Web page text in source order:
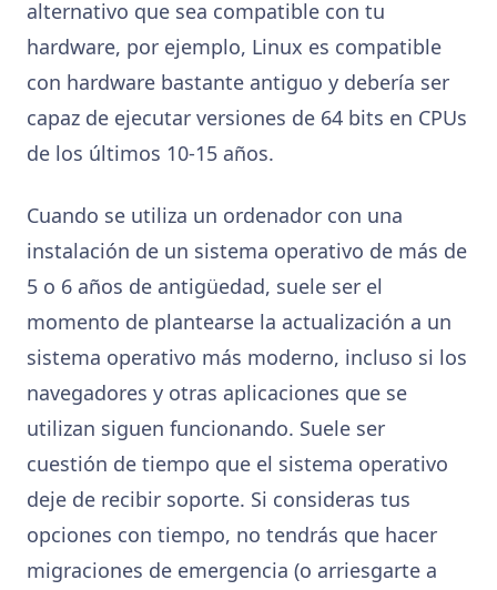
alternativo que sea compatible con tu
hardware, por ejemplo, Linux es compatible
con hardware bastante antiguo y debería ser
capaz de ejecutar versiones de 64 bits en CPUs
de los últimos 10-15 años.
Cuando se utiliza un ordenador con una
instalación de un sistema operativo de más de
5 o 6 años de antigüedad, suele ser el
momento de plantearse la actualización a un
sistema operativo más moderno, incluso si los
navegadores y otras aplicaciones que se
utilizan siguen funcionando. Suele ser
cuestión de tiempo que el sistema operativo
deje de recibir soporte. Si consideras tus
opciones con tiempo, no tendrás que hacer
migraciones de emergencia (o arriesgarte a